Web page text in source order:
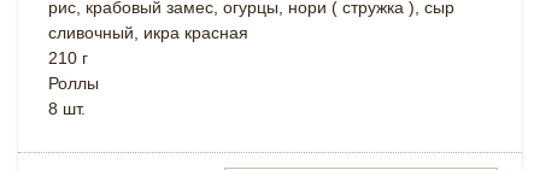
рис, крабовый замес, огурцы, нори ( стружка ), сыр
сливочный, икра красная
210 г
Роллы
8 шт.